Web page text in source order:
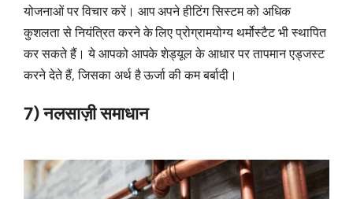
योजनाओं पर विचार करें। आप अपने हीटिंग सिस्टम को अधिक
कुशलता से नियंत्रित करने के लिए प्रोग्रामयोग्य थर्मोस्टैट भी स्थापित
कर सकते हैं। ये आपको आपके शेड्यूल के आधार पर तापमान एड्जस्ट
करने देते हैं, जिसका अर्थ है ऊर्जा की कम बर्बादी।
7) नलसाज़ी समाधान